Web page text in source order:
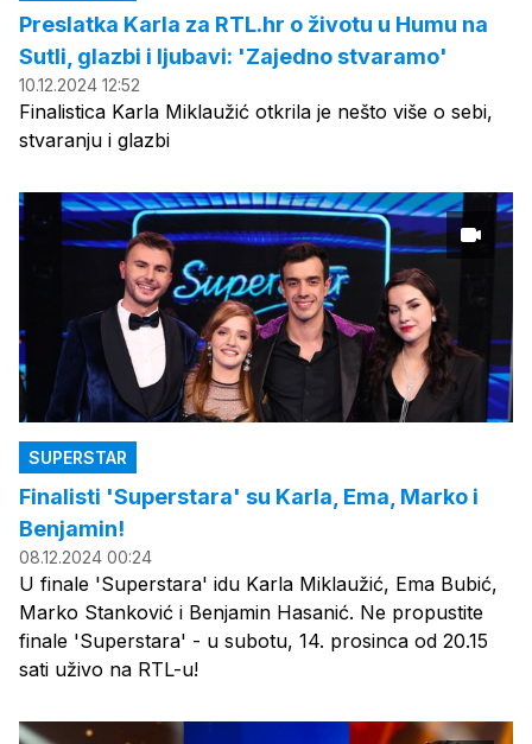
Preslatka Karla za RTL.hr o životu u Humu na
Sutli, glazbi i ljubavi: 'Zajedno stvaramo'
10.12.2024 12:52
Finalistica Karla Miklaužić otkrila je nešto više o sebi,
stvaranju i glazbi
SUPERSTAR
Finalisti 'Superstara' su Karla, Ema, Marko i
Benjamin!
08.12.2024 00:24
U finale 'Superstara' idu Karla Miklaužić, Ema Bubić,
Marko Stanković i Benjamin Hasanić. Ne propustite
finale 'Superstara' - u subotu, 14. prosinca od 20.15
sati uživo na RTL-u!